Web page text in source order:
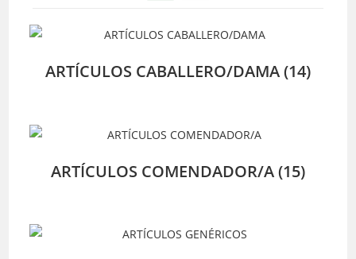
ARTÍCULOS CABALLERO/DAMA(14)
ARTÍCULOS COMENDADOR/A(15)